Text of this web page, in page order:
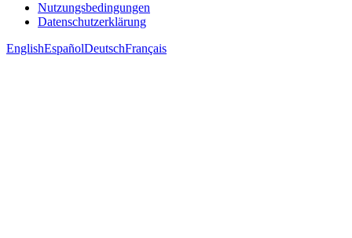
Nutzungsbedingungen
Datenschutzerklärung
EnglishEspañolDeutschFrançais